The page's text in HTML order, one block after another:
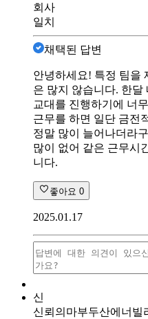
회사
일치
채택된 답변
안녕하세요! 특정 팀을
은 많지 않습니다. 한
교대를 진행하기에 너
근무를 하면 일단 금전
정말 많이 늘어나더라
많이 없어 같은 근무시
니다.
좋아요 0
2025.01.17
신
신뢰의마부두산에너빌